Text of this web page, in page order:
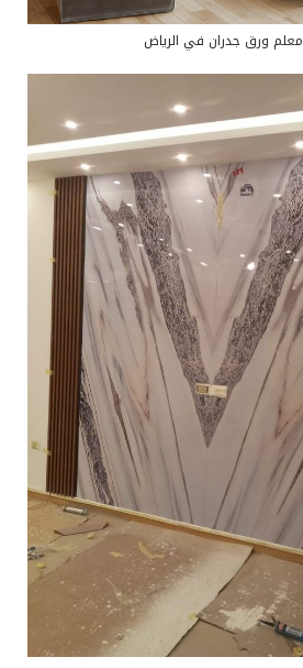
معلم ورق جدران في الرياض